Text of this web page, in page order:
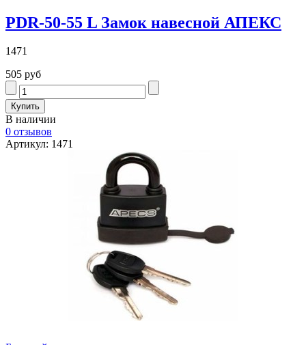
PDR-50-55 L Замок навесной АПЕКС
1471
505 руб
В наличии
0 отзывов
Артикул: 1471